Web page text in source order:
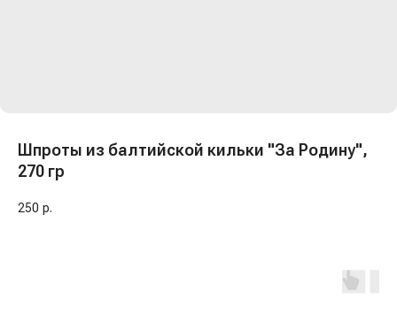
Шпроты из балтийской кильки "За Родину",
270 гр
250 р.